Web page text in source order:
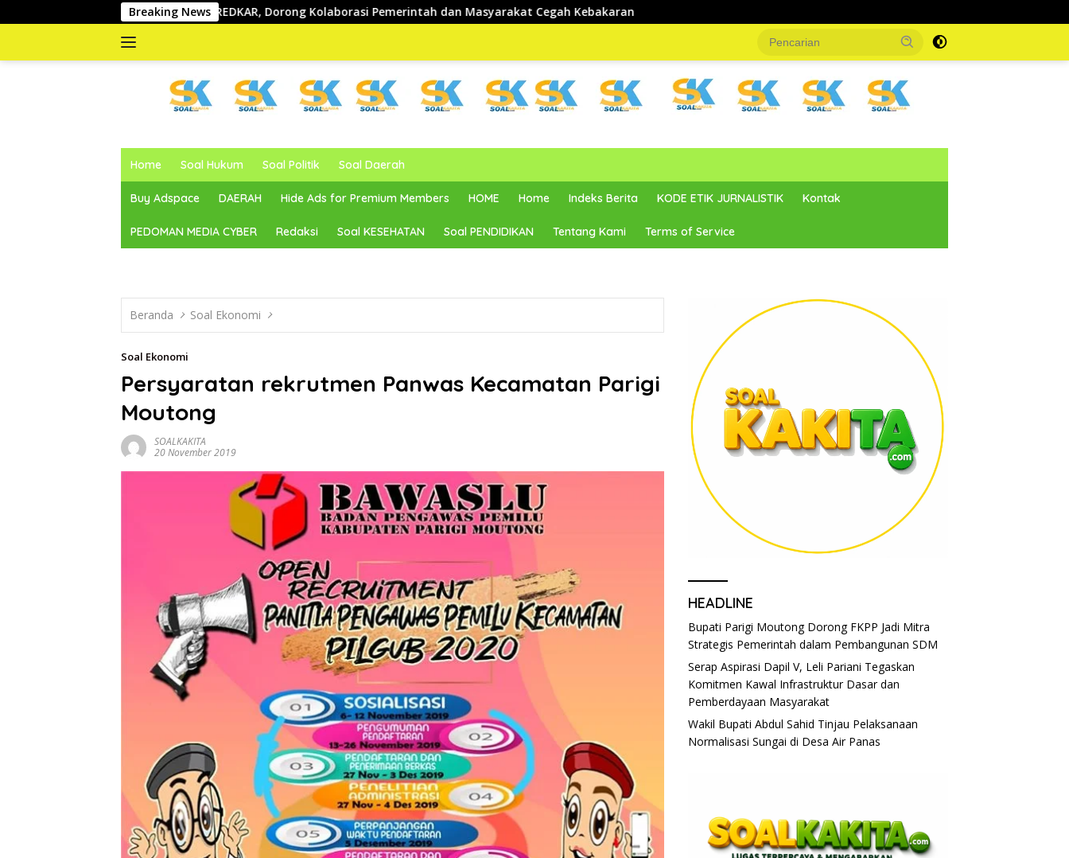
ke
Breaking News
Kukuhkan REDKAR, Dorong Kolaborasi Pemerintah dan Masyarakat Cegah Kebakaran
dan
Home Soal Hukum Soal Politik Soal Daerah
Buy Adspace DAERAH Hide Ads for Premium Members HOME Home Indeks Berita KODE ETIK JURNALISTIK Kontak
PEDOMAN MEDIA CYBER Redaksi Soal KESEHATAN Soal PENDIDIKAN Tentang Kami Terms of Service
Beranda Soal Ekonomi
Soal Ekonomi
Persyaratan rekrutmen Panwas Kecamatan Parigi
Moutong
SOALKAKITA
20 November 2019
HEADLINE
Bupati Parigi Moutong Dorong FKPP Jadi Mitra
Strategis Pemerintah dalam Pembangunan SDM
Serap Aspirasi Dapil V, Leli Pariani Tegaskan
Komitmen Kawal Infrastruktur Dasar dan
Pemberdayaan Masyarakat
Wakil Bupati Abdul Sahid Tinjau Pelaksanaan
Normalisasi Sungai di Desa Air Panas